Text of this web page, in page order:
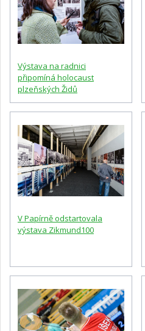
Výstava na radnici
připomíná holocaust
plzeňských Židů
V Papírně odstartovala
výstava Zikmund100